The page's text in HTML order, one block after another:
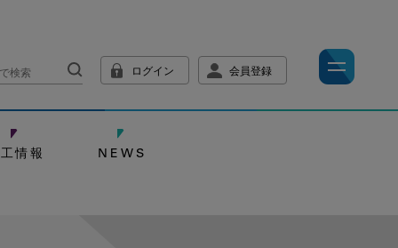
ログイン 会員登録
情報 NEWS